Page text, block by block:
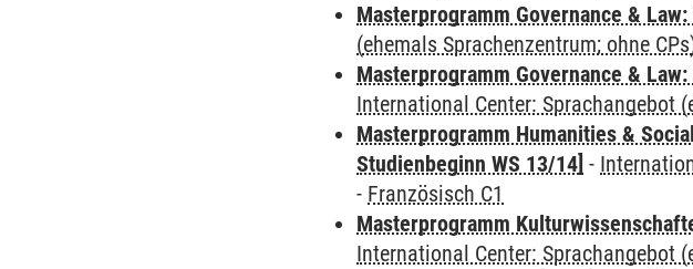
Masterprogramm Governance &
(ehemals Sprachenzentrum; ohne
Masterprogramm Governance &
International Center: Sprachangebot
Masterprogramm Humanities &
Studienbeginn WS 13/14] -
- Französisch C1
Masterprogramm
International Center: Sprachangebot